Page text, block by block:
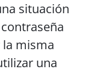
situación
misma
una